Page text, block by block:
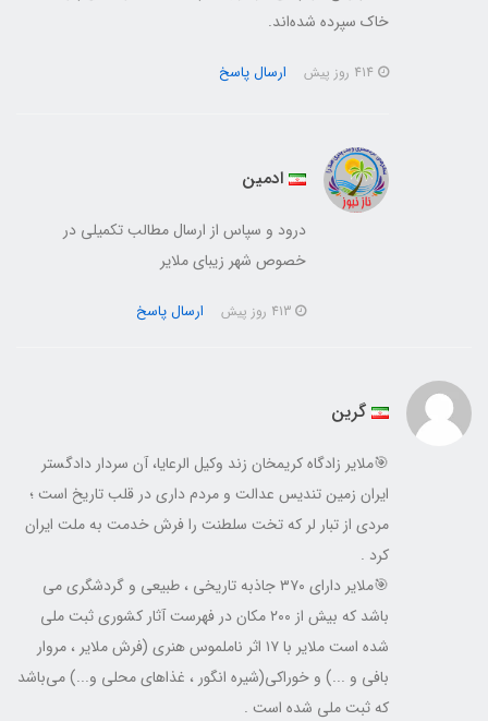
خاک سپرده شده‌اند.
ارسال پاسخ
ادمین
درود و سپاس از ارسال مطالب تکمیلی در
خصوص شهر زیبای ملایر
ارسال پاسخ
گرین
🎯ملایر زادگاه کریمخان زند وکیل الرعایا، آن سردار دادگستر
ایران زمین تندیس عدالت و مردم داری در قلب تاریخ است ؛
مردی از تبار لر که تخت سلطنت را فرش خدمت به ملت ایران
کرد .
🎯ملایر دارای ۳۷۰ جاذبه تاریخی ، طبیعی و گردشگری می
باشد که بیش از ۲۰۰ مکان در فهرست آثار کشوری ثبت ملی
شده است ملایر با ۱۷ اثر ناملموس هنری (فرش ملایر ، مروار
بافی و ...) و خوراکی(شیره انگور ، غذاهای محلی و...) می‌باشد
که ثبت ملی شده است .